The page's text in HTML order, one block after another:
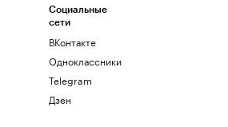
Социальные
сети
ВКонтакте
Одноклассники
Telegram
Дзен